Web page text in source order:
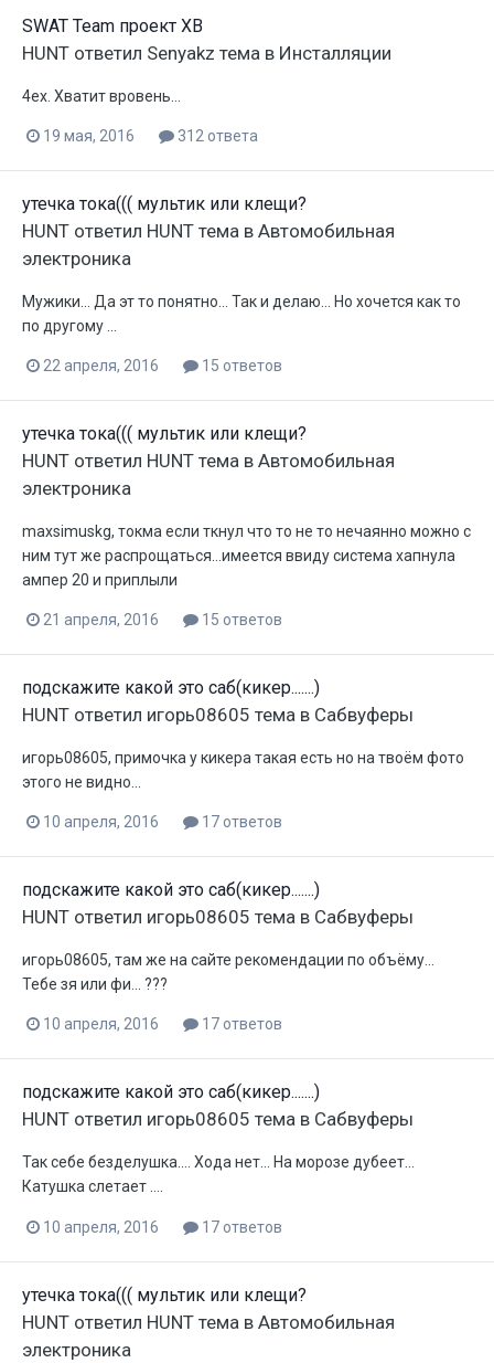
SWAT Team проект XB
HUNT ответил Senyakz тема в Инсталляции
4ех. Хватит вровень...
19 мая, 2016 312 ответа
утечка тока((( мультик или клещи?
HUNT ответил HUNT тема в Автомобильная
электроника
Мужики... Да эт то понятно... Так и делаю... Но хочется как то
по другому ...
22 апреля, 2016 15 ответов
утечка тока((( мультик или клещи?
HUNT ответил HUNT тема в Автомобильная
электроника
maxsimuskg, токма если ткнул что то не то нечаянно можно с
ним тут же распрощаться...имеется ввиду система хапнула
ампер 20 и приплыли
21 апреля, 2016 15 ответов
подскажите какой это саб(кикер.......)
HUNT ответил игорь08605 тема в Сабвуферы
игорь08605, примочка у кикера такая есть но на твоём фото
этого не видно...
10 апреля, 2016 17 ответов
подскажите какой это саб(кикер.......)
HUNT ответил игорь08605 тема в Сабвуферы
игорь08605, там же на сайте рекомендации по объёму...
Тебе зя или фи... ???
10 апреля, 2016 17 ответов
подскажите какой это саб(кикер.......)
HUNT ответил игорь08605 тема в Сабвуферы
Так себе безделушка.... Хода нет... На морозе дубеет...
Катушка слетает ....
10 апреля, 2016 17 ответов
утечка тока((( мультик или клещи?
HUNT ответил HUNT тема в Автомобильная
электроника